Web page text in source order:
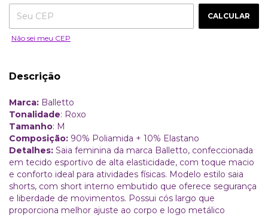
CALCULAR
Não sei meu CEP
Descrição
Marca: Balletto
Tonalidade: Roxo
Tamanho: M
Composição: 90% Poliamida + 10% Elastano
Detalhes: Saia feminina da marca Balletto, confeccionada
em tecido esportivo de alta elasticidade, com toque macio
e conforto ideal para atividades físicas. Modelo estilo saia
shorts, com short interno embutido que oferece segurança
e liberdade de movimentos. Possui cós largo que
proporciona melhor ajuste ao corpo e logo metálico